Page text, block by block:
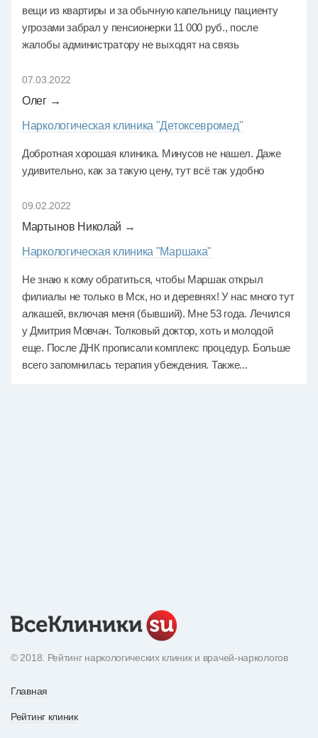
вещи из квартиры и за обычную капельницу пациенту
угрозами забрал у пенсионерки 11 000 руб., после
жалобы администратору не выходят на связь
07.03.2022
Олег →
Наркологическая клиника "Детоксевромед"
Добротная хорошая клиника. Минусов не нашел. Даже
удивительно, как за такую цену, тут всё так удобно
09.02.2022
Мартынов Николай →
Наркологическая клиника "Маршака"
Не знаю к кому обратиться, чтобы Маршак открыл
филиалы не только в Мск, но и деревнях! У нас много тут
алкашей, включая меня (бывший). Мне 53 года. Лечился
у Дмитрия Мовчан. Толковый доктор, хоть и молодой
еще. После ДНК прописали комплекс процедур. Больше
всего запомнилась терапия убеждения. Также...
© 2018. Рейтинг наркологических клиник и врачей-наркологов
Главная
Рейтинг клиник